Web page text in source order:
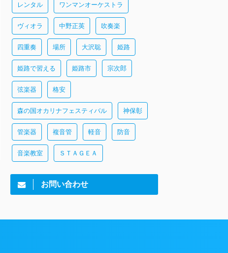
レンタル ワンマンオーケストラ
ヴィオラ 中野正英 吹奏楽
四重奏 場所 大沢聡 姫路
姫路で習える 姫路市 宗次郎
弦楽器 格安
森の国オカリナフェスティバル 神保彰
管楽器 複音管 軽音 防音
音楽教室 ＳＴＡＧＥＡ
お問い合わせ